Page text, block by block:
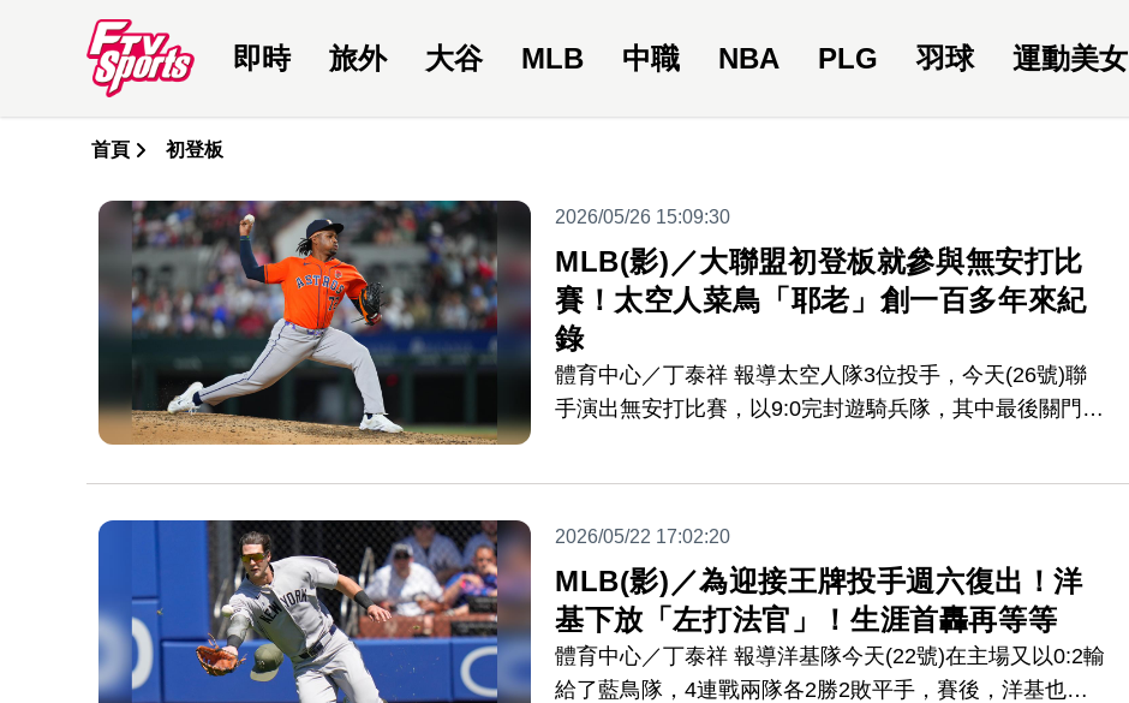
即時 旅外 大谷 MLB 中職 NBA PLG 羽球 運動美女
首頁 初登板
2026/05/26 15:09:30
MLB(影)／大聯盟初登板就參與無安打比
賽！太空人菜鳥「耶老」創一百多年來紀
錄
體育中心／丁泰祥 報導太空人隊3位投手，今天(26號)聯
手演出無安打比賽，以9:0完封遊騎兵隊，其中最後關門的
2026/05/22 17:02:20
MLB(影)／為迎接王牌投手週六復出！洋
基下放「左打法官」！生涯首轟再等等
體育中心／丁泰祥 報導洋基隊今天(22號)在主場又以0:2輸
給了藍鳥隊，4連戰兩隊各2勝2敗平手，賽後，洋基也馬